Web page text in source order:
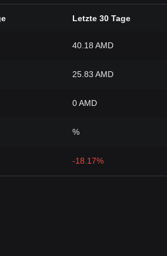
Letzte 30 Tage
40.18 AMD
25.83 AMD
0 AMD
%
-18.17%